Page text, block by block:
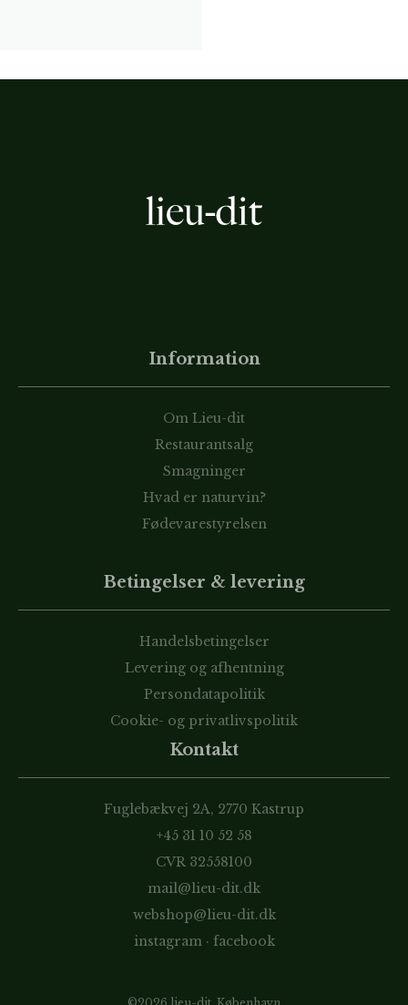
Information
Om Lieu-dit
Restaurantsalg
Smagninger
Hvad er naturvin?
Fødevarestyrelsen
Betingelser & levering
Handelsbetingelser
Levering og afhentning
Persondatapolitik
Cookie- og privatlivspolitik
Kontakt
Fuglebækvej 2A, 2770 Kastrup
+45 31 10 52 58
CVR 32558100
mail@lieu-dit.dk
webshop@lieu-dit.dk
instagram· facebook